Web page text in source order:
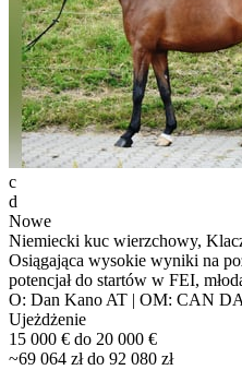
c
d
Nowe
Niemiecki kuc wierzchowy,
Osiągająca wysokie wyniki na
potencjał do startów w FEI,
O: Dan Kano AT | OM: CAN
Ujeżdżenie
15 000 € do 20 000 €
~69 064 zł do 92 080 zł